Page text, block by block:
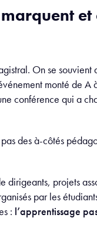
On se souvient
monté de A
conférence qui a
des à-côtés
dirigeants, projets
par les
: l’apprentissage